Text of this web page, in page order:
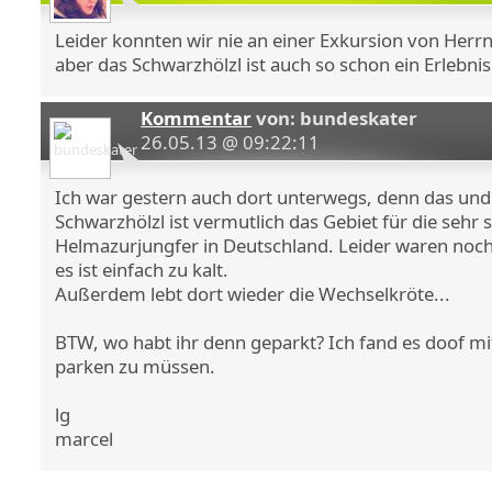
Leider konnten wir nie an einer Exkursion von
aber das Schwarzhölzl ist auch so schon ein
Kommentarvon: bundeskater
26.05.13 @ 09:22:11
Ich war gestern auch dort unterwegs, denn das
Schwarzhölzl ist vermutlich das Gebiet für die sehr
Helmazurjungfer in Deutschland. Leider waren
es ist einfach zu kalt.
Außerdem lebt dort wieder die Wechselkröte...
BTW, wo habt ihr denn geparkt? Ich fand es doof
parken zu müssen.
lg
marcel